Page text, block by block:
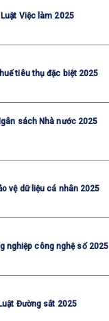
Luật Việc làm 2025
tiêu thụ đặc biệt 2025
sách Nhà nước 2025
vệ dữ liệu cá nhân 2025
nghiệp công nghệ số 2025
Đường sắt 2025